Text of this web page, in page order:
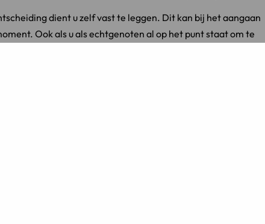
dient u zelf vast te leggen. Dit kan bij het aangaan
Ook als u als echtgenoten al op het punt staat om te